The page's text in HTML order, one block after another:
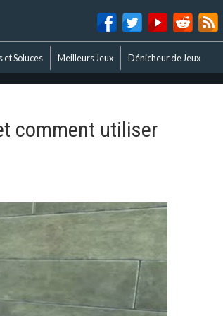
et Soluces Meilleurs Jeux Dénicheur de Jeux
comment utiliser